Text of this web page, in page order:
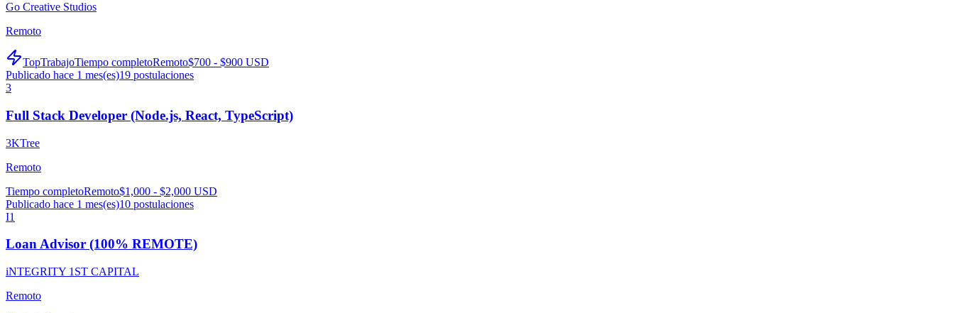
Go Creative Studios
Remoto
TopTrabajoTiempo completoRemoto$700 - $900 USD
Publicado hace 1 mes(es)19 postulaciones
3
Full Stack Developer (Node.js, React, TypeScript)
3KTree
Remoto
Tiempo completoRemoto$1,000 - $2,000 USD
Publicado hace 1 mes(es)10 postulaciones
I1
Loan Advisor (100% REMOTE)
iNTEGRITY 1ST CAPITAL
Remoto